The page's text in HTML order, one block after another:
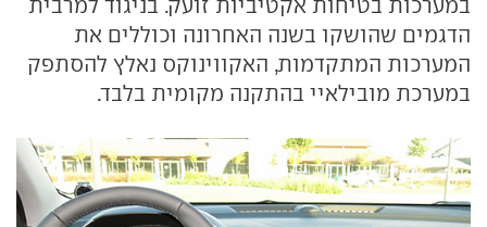
הדגמים שהושקו בשנה האחרונה וכוללים את
המערכות המתקדמות, האקווינוקס נאלץ להסתפק
במערכת מובילאיי בהתקנה מקומית בלבד.